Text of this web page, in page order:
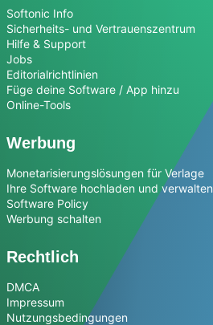
Softonic Info
Sicherheits- und Vertrauenszentrum
Hilfe & Support
Jobs
Editorialrichtlinien
Füge deine Software / App hinzu
Online-Tools
Werbung
Monetarisierungslösungen für Verlage
Ihre Software hochladen und verwalten
Software Policy
Werbung schalten
Rechtlich
DMCA
Impressum
Nutzungsbedingungen